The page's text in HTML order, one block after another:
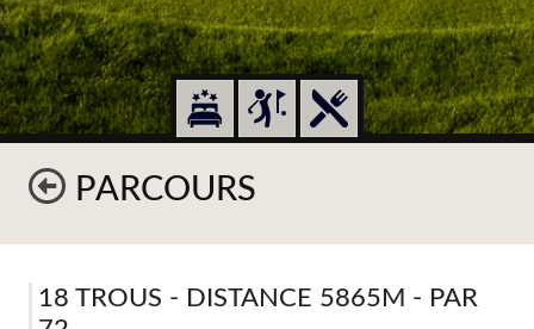
PARCOURS
18 TROUS - DISTANCE 5865M - PAR